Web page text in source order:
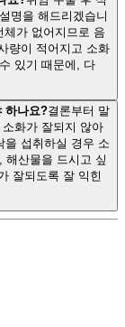
명을 해드리겠습니
가 없어지므로 음
량이 적어지고 소화
있기 때문에, 다
하나요?결론부터 말
화가 잘되지 않아
을 섭취하실 경우 소
해산물을 드시고 싶
잘되도록 잘 익힌